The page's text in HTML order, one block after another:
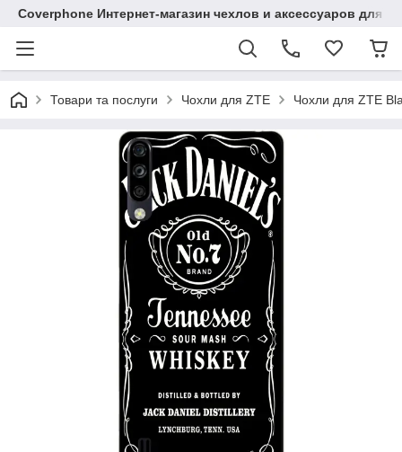
Coverphone Интернет-магазин чехлов и аксессуаров для
Товари та послуги Чохли для ZTE Чохли для ZTE